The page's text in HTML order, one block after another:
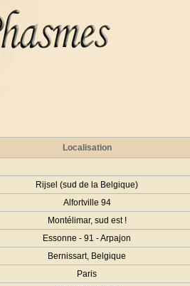
Localisation
Rijsel (sud de la Belgique)
Alfortville 94
Montélimar, sud est !
Essonne - 91 - Arpajon
Bernissart, Belgique
Paris